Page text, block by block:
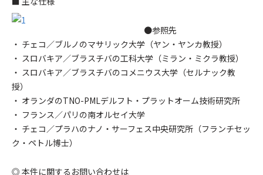
●参照先
・ チェコ／ブルノのマサリック大学（ヤン・ヤンカ教授）
・ スロバキア／ブラスチバの工科大学（ミラン・ミクラ教授）
・ スロバキア／ブラスチバのコメニウス大学（セルナック教
授）
・ オランダのTNO-PMLデルフト・プラットオーム技術研究所
・ フランス／パリの南オルセイ大学
・ チェコ／プラハのナノ・サーフェス中央研究所（フランチセッ
ク・ペトル博士）
◎ 本件に関するお問い合わせは